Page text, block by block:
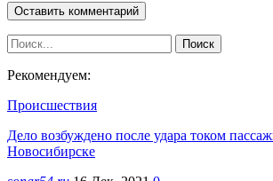
Рекомендуем:
Происшествия
Дело возбуждено после удара током
Новосибирске